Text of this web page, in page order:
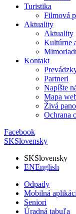
Turistika
Filmová
Aktuality
Aktuality
Kultúrne
Kontakt
Partneri
Napíšte
Mapa
Živá
Ochrana
Facebook
SKSlovensky
SKSlovensky
ENEnglish
Odpady
Mobilná
Seniori
Úradná tabuľa